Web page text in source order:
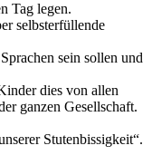
Tag legen.
selbsterfüllende
sein sollen und
dies von allen
ganzen Gesellschaft.
Stutenbissigkeit“.